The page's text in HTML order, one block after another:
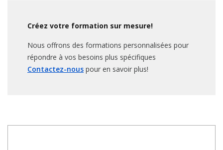
Créez votre formation sur mesure!
Nous offrons des formations personnalisées pour
répondre à vos besoins plus spécifiques
Contactez-nous pour en savoir plus!